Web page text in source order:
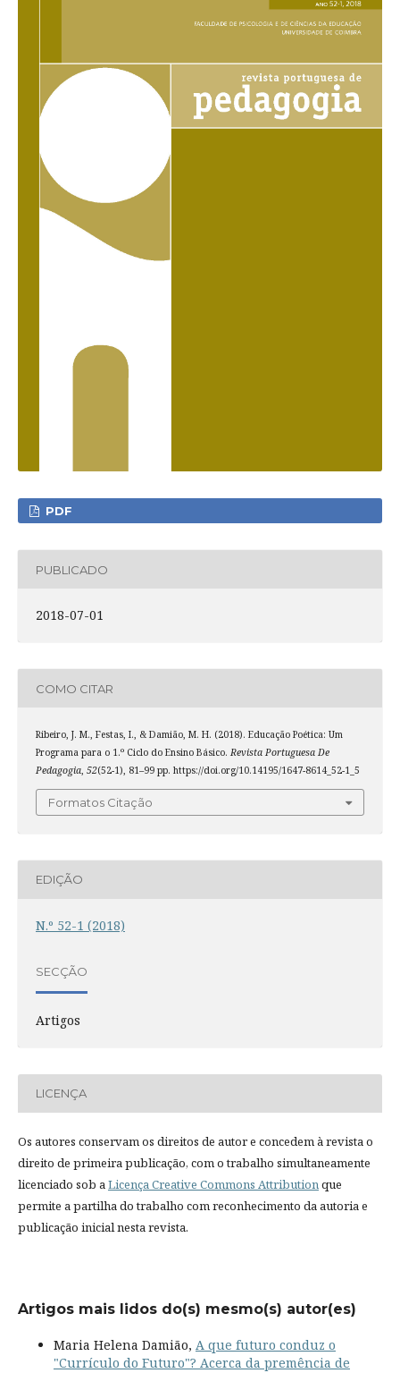
PDF
PUBLICADO
2018-07-01
COMO CITAR
Ribeiro, J. M., Festas, I., & Damião, M. H. (2018). Educação Poética: Um
Programa para o 1.º Ciclo do Ensino Básico. Revista Portuguesa De
Pedagogia, 52(52-1), 81–99 pp. https://doi.org/10.14195/1647-8614_52-1_5
Formatos Citação
EDIÇÃO
N.º 52-1 (2018)
SECÇÃO
Artigos
LICENÇA
Os autores conservam os direitos de autor e concedem à revista o
direito de primeira publicação, com o trabalho simultaneamente
licenciado sob aLicença Creative Commons Attributionque
permite a partilha do trabalho com reconhecimento da autoria e
publicação inicial nesta revista.
Artigos mais lidos do(s) mesmo(s) autor(es)
Maria Helena Damião, A que futuro conduz o
"Currículo do Futuro"? Acerca da premência de